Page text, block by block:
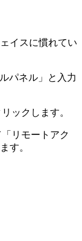
イスに慣れてい
パネル」と入力
ックします。
リモートアク
す。